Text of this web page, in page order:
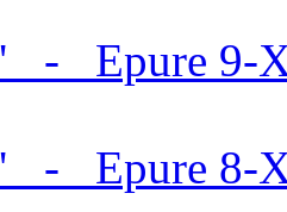
- Epure 9-
- Epure 8-